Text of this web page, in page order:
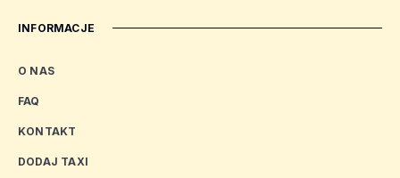
INFORMACJE
O NAS
FAQ
KONTAKT
DODAJ TAXI